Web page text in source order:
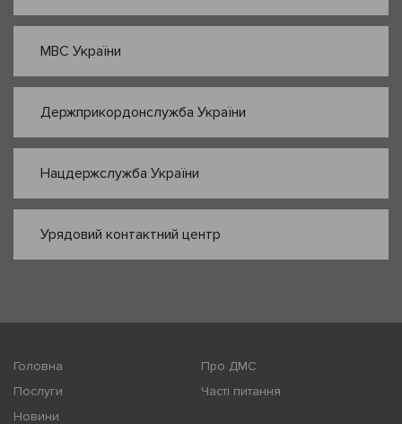
МВС України
Держприкордонслужба України
Нацдержслужба України
Урядовий контактний центр
Головна
Про ДМС
Послуги
Часті питання
Новини